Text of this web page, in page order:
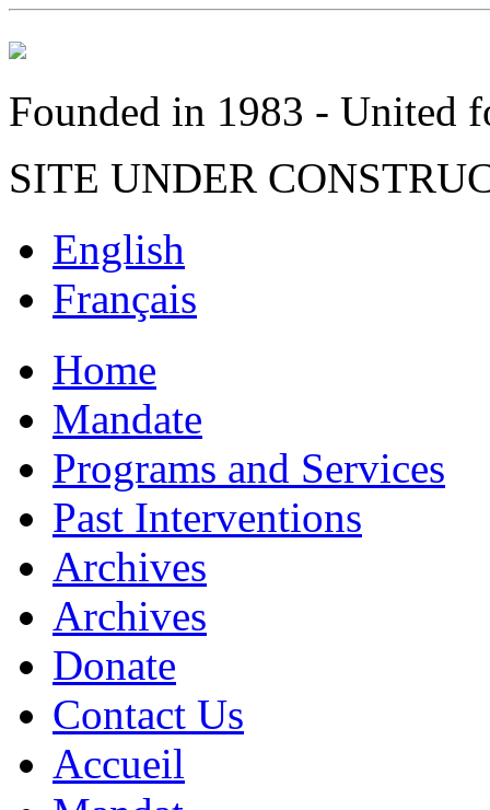
Founded in 1983 - United
SITE UNDER
English
Français
Home
Mandate
Programs and Services
Past Interventions
Archives
Archives
Donate
Contact Us
Accueil